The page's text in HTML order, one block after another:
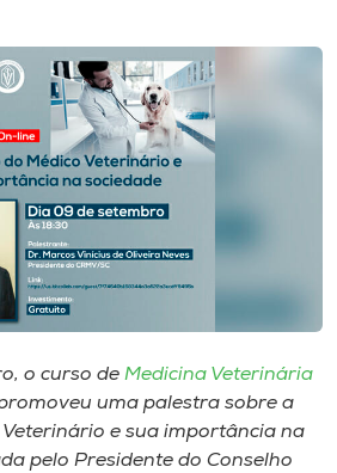
o curso de Medicina Veterinária
uma palestra sobre a
Veterinário e sua importância na
pelo Presidente do Conselho